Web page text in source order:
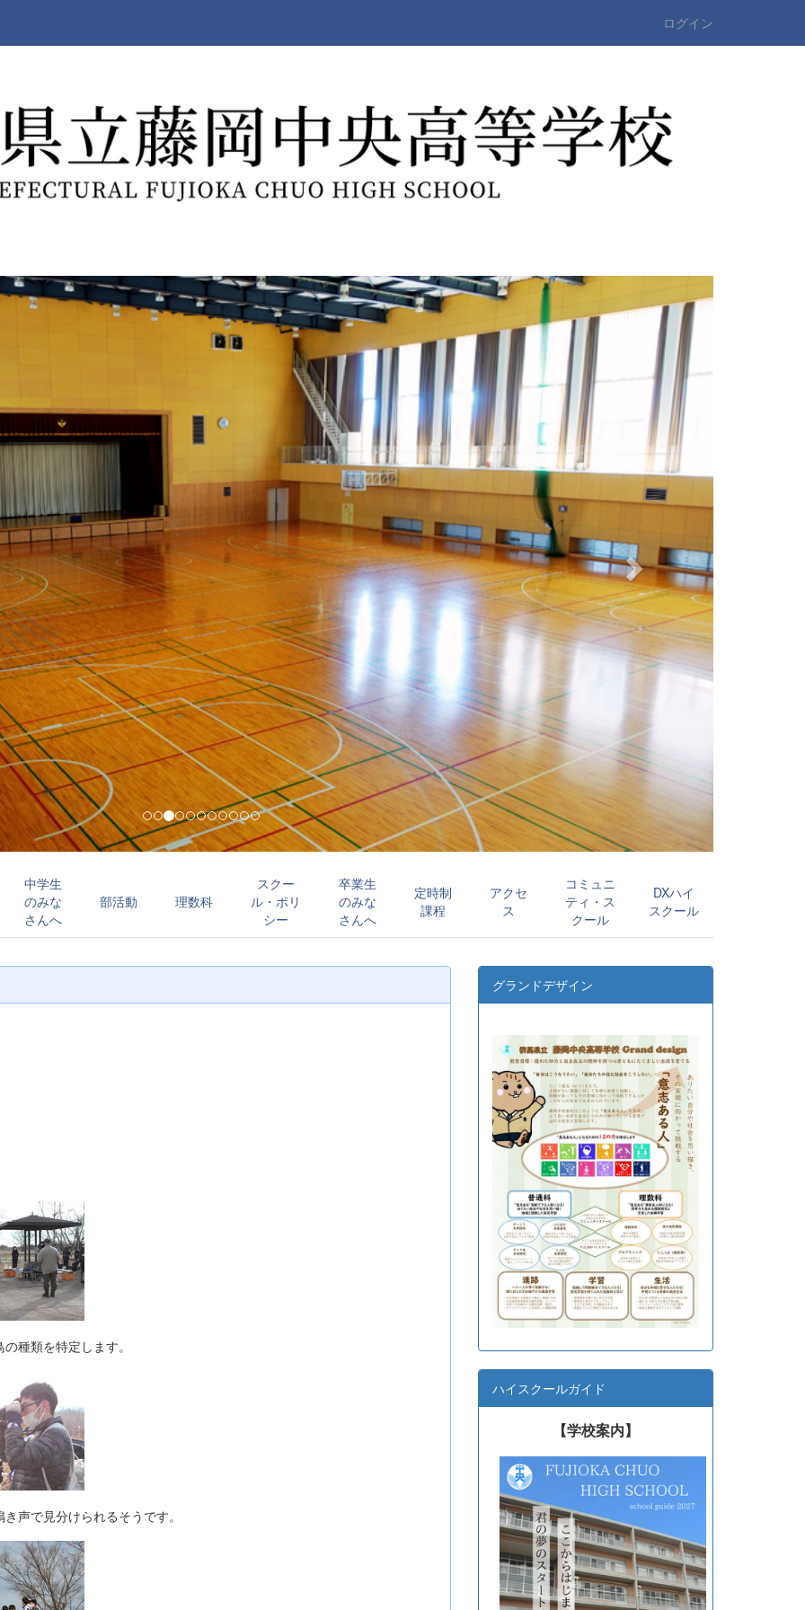
ログイン
e
中学生
のみな
さんへ
部活動 理数科
スクー
ル・ポリ
シー
卒業生
のみな
さんへ
定時制
課程
アクセ
ス
コミュニ
ティ・ス
クール
DXハイ
スクール
種類を特定します。
声で見分けられるそうです。
グランドデザイン
ハイスクールガイド
【学校案内】